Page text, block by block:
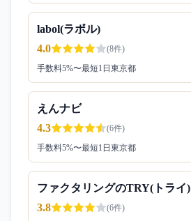
labol(ラボル)
4.0
(8件)
手数料5%〜最短1日 東京都
えんナビ
4.3
(6件)
手数料5%〜最短1日 東京都
ファクタリングのTRY(トライ)
3.8
(6件)